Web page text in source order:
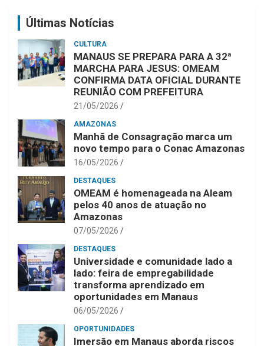
Últimas Notícias
CULTURA
MANAUS SE PREPARA PARA A 32ª
MARCHA PARA JESUS: OMEAM
CONFIRMA DATA OFICIAL DURANTE
REUNIÃO COM PREFEITURA
21/05/2026
AMAZONAS
Manhã de Consagração marca um
novo tempo para o Conac Amazonas
16/05/2026
DESTAQUES
OMEAM é homenageada na Aleam
pelos 40 anos de atuação no
Amazonas
07/05/2026
DESTAQUES
Universidade e comunidade lado a
lado: feira de empregabilidade
transforma aprendizado em
oportunidades em Manaus
06/05/2026
OPORTUNIDADES
Imersão em Manaus aborda riscos